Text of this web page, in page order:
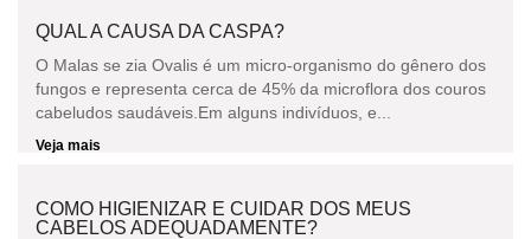
QUAL A CAUSA DA CASPA?
O Malas se zia Ovalis é um micro-organismo do gênero dos
fungos e representa cerca de 45% da microflora dos couros
cabeludos saudáveis.Em alguns indivíduos, e...
Veja mais
COMO HIGIENIZAR E CUIDAR DOS MEUS
CABELOS ADEQUADAMENTE?